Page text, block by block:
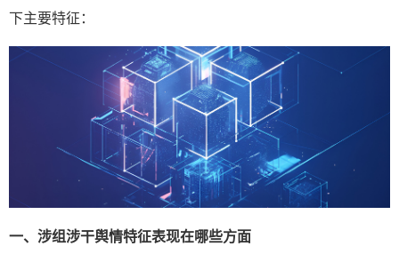
下主要特征：
一、涉组涉干舆情特征表现在哪些方面